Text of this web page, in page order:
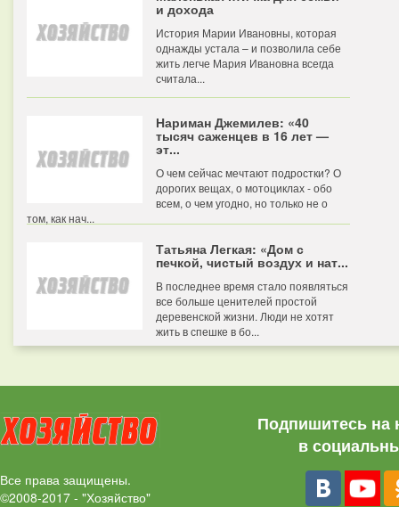
и дохода
История Марии Ивановны, которая
однажды устала – и позволила себе
жить легче Мария Ивановна всегда
считала...
Нариман Джемилев: «40
тысяч саженцев в 16 лет —
эт...
О чем сейчас мечтают подростки? О
дорогих вещах, о мотоциклах - обо
всем, о чем угодно, но только не о
том, как нач...
Татьяна Легкая: «Дом с
печкой, чистый воздух и нат...
В последнее время стало появляться
все больше ценителей простой
деревенской жизни. Люди не хотят
жить в спешке в бо...
Все права защищены.
©2008-2017 - "Хозяйство"
Подпишитесь на
в